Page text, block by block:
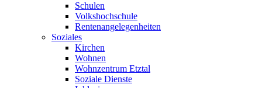
Schulen
Volkshochschule
Rentenangelegenheiten
Soziales
Kirchen
Wohnen
Wohnzentrum Etztal
Soziale Dienste